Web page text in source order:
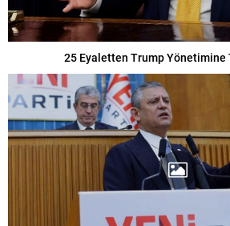
25 Eyaletten Trump Yönetimine